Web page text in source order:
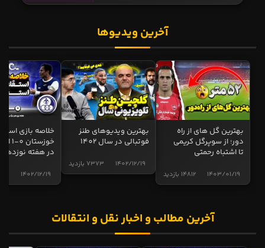
آخرین ویدیوها
بهترین گل های از راه
دور؛ از سوپرگل کریمی
تا اشتباه رحمتی
14812 بازدید 1403/01/19
بهترین ویدیوهای طنز
فوتبالی در سال 1402
7373 بازدید 1402/12/19
خلاصه بازی
در هفته نوزدهم
1402/12/19
آخرین مطالب و اخبار نقل و انتقالات